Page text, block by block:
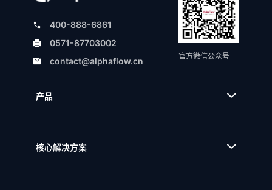
400-888-6861
0571-87703002
contact@alphaflow.cn
官方微信公众号
产品
■ BPI流程挖掘分析平台
核心解决方案